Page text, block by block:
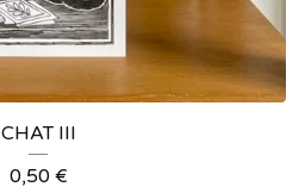
CHAT III
0,50 €